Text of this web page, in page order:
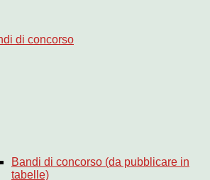
di concorso
Bandi di concorso (da pubblicare in
tabelle)